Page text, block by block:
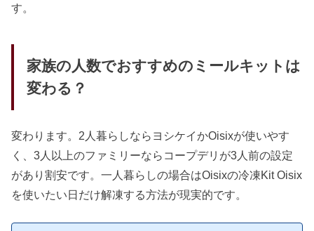
す。
家族の人数でおすすめのミールキットは
変わる？
変わります。2人暮らしならヨシケイかOisixが使いやす
く、3人以上のファミリーならコープデリが3人前の設定
があり割安です。一人暮らしの場合はOisixの冷凍Kit Oisix
を使いたい日だけ解凍する方法が現実的です。